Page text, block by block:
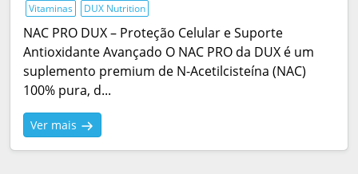
Vitaminas DUX Nutrition
NAC PRO DUX – Proteção Celular e Suporte
Antioxidante Avançado O NAC PRO da DUX é um
suplemento premium de N-Acetilcisteína (NAC)
100% pura, d...
Ver mais